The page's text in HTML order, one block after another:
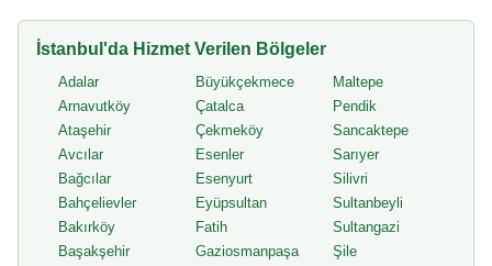
İstanbul'da Hizmet Verilen Bölgeler
Adalar
Arnavutköy
Ataşehir
Avcılar
Bağcılar
Bahçelievler
Bakırköy
Başakşehir
Büyükçekmece
Çatalca
Çekmeköy
Esenler
Esenyurt
Eyüpsultan
Fatih
Gaziosmanpaşa
Maltepe
Pendik
Sancaktepe
Sarıyer
Silivri
Sultanbeyli
Sultangazi
Şile